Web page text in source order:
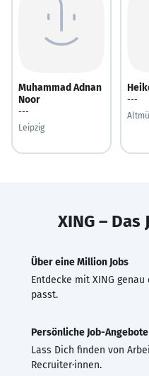
Muhammad Adnan
Noor
---
Leipzig
---
XING –
Über eine Million Jobs
Entdecke mit XING
passt.
Persönliche Job-Angebote
Lass Dich finden von
Recruiter·innen.